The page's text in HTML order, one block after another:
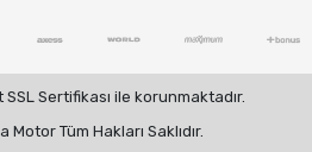
Sertifikası ile korunmaktadır.
Tüm Hakları Saklıdır.